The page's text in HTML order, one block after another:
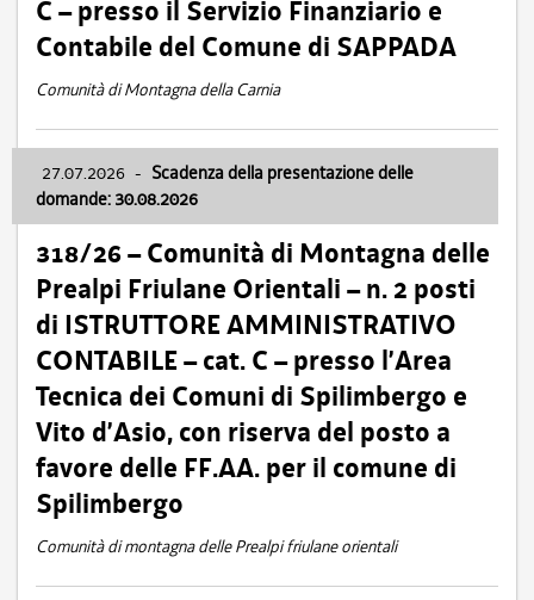
C – presso il Servizio Finanziario e
Contabile del Comune di SAPPADA
Comunità di Montagna della Carnia
27.07.2026 - Scadenza della presentazione delle
domande: 30.08.2026
318/26 – Comunità di Montagna delle
Prealpi Friulane Orientali – n. 2 posti
di ISTRUTTORE AMMINISTRATIVO
CONTABILE – cat. C – presso l’Area
Tecnica dei Comuni di Spilimbergo e
Vito d’Asio, con riserva del posto a
favore delle FF.AA. per il comune di
Spilimbergo
Comunità di montagna delle Prealpi friulane orientali